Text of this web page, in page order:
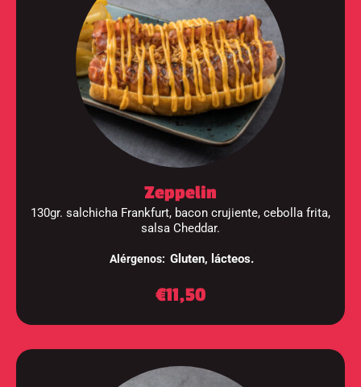
Zeppelin
130gr. salchicha Frankfurt, bacon crujiente, cebolla frita,
salsa Cheddar.
Alérgenos: Gluten, lácteos.
€11,50